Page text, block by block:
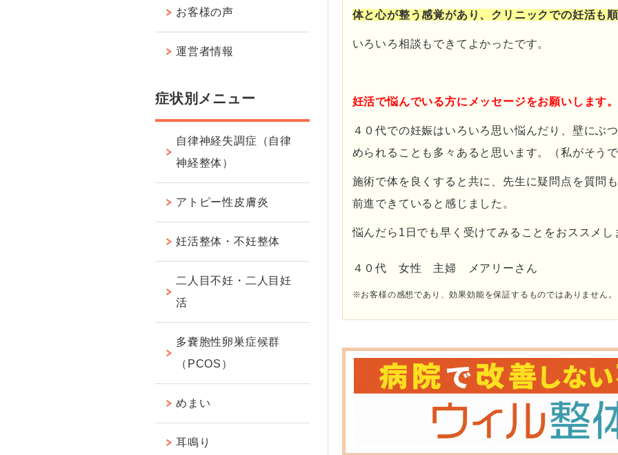
体と心が整う感覚があり、クリニックでの妊活も
いろいろ相談もできてよかったです。
妊活で悩んでいる方にメッセージをお願いします。
４０代での妊娠はいろいろ思い悩んだり、壁にぶ
められることも多々あると思います。（私がそうで
施術で体を良くすると共に、先生に疑問点を質問
前進できていると感じました。
悩んだら1日でも早く受けてみることをおススメし
４０代 女性 主婦 メアリーさん
※お客様の感想であり、効果効能を保証するものではありません。
お客様の声
運営者情報
症状別メニュー
自律神経失調症（自律
神経整体）
アトピー性皮膚炎
妊活整体・不妊整体
二人目不妊・二人目妊
活
多嚢胞性卵巣症候群
（PCOS）
めまい
耳鳴り